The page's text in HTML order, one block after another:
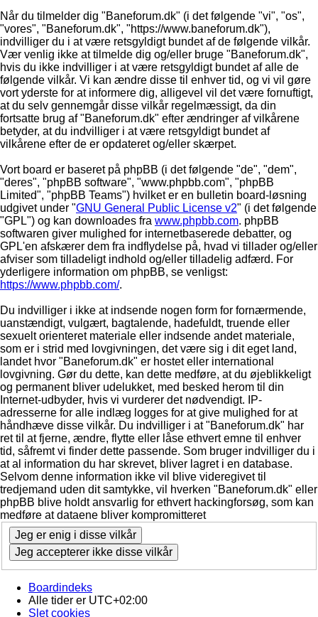
Når du tilmelder dig "Baneforum.dk" (i det følgende "vi", "os",
"vores", "Baneforum.dk", "https://www.baneforum.dk"),
indvilliger du i at være retsgyldigt bundet af de følgende vilkår.
Vær venlig ikke at tilmelde dig og/eller bruge "Baneforum.dk",
hvis du ikke indvilliger i at være retsgyldigt bundet af alle de
følgende vilkår. Vi kan ændre disse til enhver tid, og vi vil gøre
vort yderste for at informere dig, alligevel vil det være fornuftigt,
at du selv gennemgår disse vilkår regelmæssigt, da din
fortsatte brug af "Baneforum.dk" efter ændringer af vilkårene
betyder, at du indvilliger i at være retsgyldigt bundet af
vilkårene efter de er opdateret og/eller skærpet.
Vort board er baseret på phpBB (i det følgende "de", "dem",
"deres", "phpBB software", "www.phpbb.com", "phpBB
Limited", "phpBB Teams") hvilket er en bulletin board-løsning
udgivet under "GNU General Public License v2" (i det følgende
"GPL") og kan downloades fra www.phpbb.com. phpBB
softwaren giver mulighed for internetbaserede debatter, og
GPL'en afskærer dem fra indflydelse på, hvad vi tillader og/eller
afviser som tilladeligt indhold og/eller tilladelig adfærd. For
yderligere information om phpBB, se venligst:
https://www.phpbb.com/.
Du indvilliger i ikke at indsende nogen form for fornærmende,
uanstændigt, vulgært, bagtalende, hadefuldt, truende eller
sexuelt orienteret materiale eller indsende andet materiale,
som er i strid med lovgivningen, det være sig i dit eget land,
landet hvor "Baneforum.dk" er hostet eller international
lovgivning. Gør du dette, kan dette medføre, at du øjeblikkeligt
og permanent bliver udelukket, med besked herom til din
Internet-udbyder, hvis vi vurderer det nødvendigt. IP-
adresserne for alle indlæg logges for at give mulighed for at
håndhæve disse vilkår. Du indvilliger i at "Baneforum.dk" har
ret til at fjerne, ændre, flytte eller låse ethvert emne til enhver
tid, såfremt vi finder dette passende. Som bruger indvilliger du i
at al information du har skrevet, bliver lagret i en database.
Selvom denne information ikke vil blive videregivet til
tredjemand uden dit samtykke, vil hverken "Baneforum.dk" eller
phpBB blive holdt ansvarlig for ethvert hackingforsøg, som kan
medføre at dataene bliver kompromitteret
Boardindeks
Alle tider er UTC+02:00
Slet cookies